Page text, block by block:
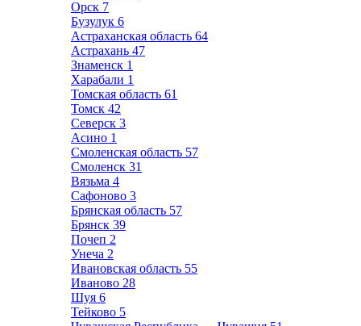
Орск 7
Бузулук 6
Астраханская область 64
Астрахань 47
Знаменск 1
Харабали 1
Томская область 61
Томск 42
Северск 3
Асино 1
Смоленская область 57
Смоленск 31
Вязьма 4
Сафоново 3
Брянская область 57
Брянск 39
Почеп 2
Унеча 2
Ивановская область 55
Иваново 28
Шуя 6
Тейково 5